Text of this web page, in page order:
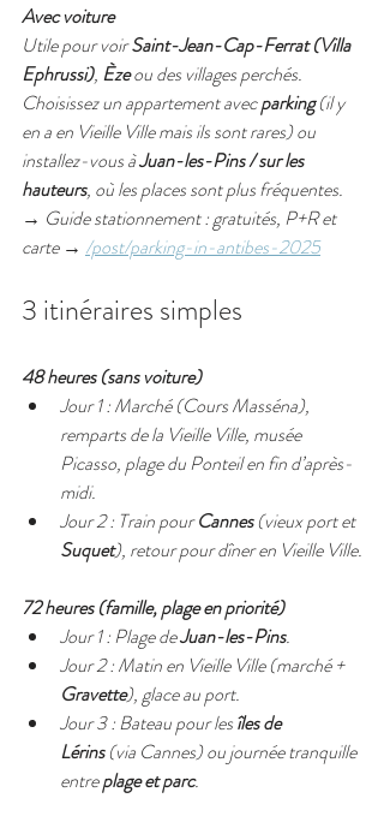
Avec voiture
Utile pour voir Saint-Jean-Cap-Ferrat (Villa
Ephrussi), Èze ou des villages perchés.
Choisissez un appartement avec parking (il y
en a en Vieille Ville mais ils sont rares) ou
installez-vous à Juan-les-Pins / sur les
hauteurs, où les places sont plus fréquentes.
→ Guide stationnement : gratuités, P+R et
carte → /post/parking-in-antibes-2025
3 itinéraires simples
48 heures (sans voiture)
Jour 1 : Marché (Cours Masséna),
remparts de la Vieille Ville, musée
Picasso, plage du Ponteil en fin d’après-
midi.
Jour 2 : Train pour Cannes (vieux port et
Suquet), retour pour dîner en Vieille Ville.
72 heures (famille, plage en priorité)
Jour 1 : Plage de Juan-les-Pins.
Jour 2 : Matin en Vieille Ville (marché +
Gravette), glace au port.
Jour 3 : Bateau pour les îles de
Lérins (via Cannes) ou journée tranquille
entre plage et parc.